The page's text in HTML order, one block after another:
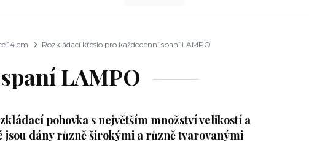
14 cm Rozkládací křeslo pro každodenní spaní LAMPO
LAMPO
pohovka s největším množství velikostí a
jsou dány různě širokými a různě tvarovanými